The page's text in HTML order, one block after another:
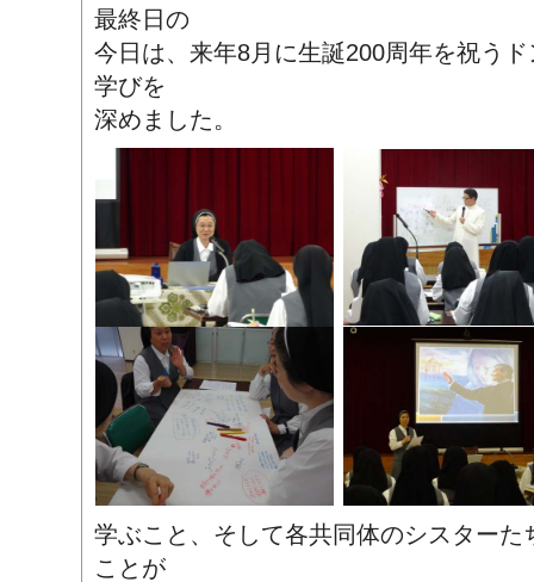
最終日の
今日は、来年8月に生誕200周年を祝う
学びを
深めました。
学ぶこと、そして各共同体のシスター
ことが